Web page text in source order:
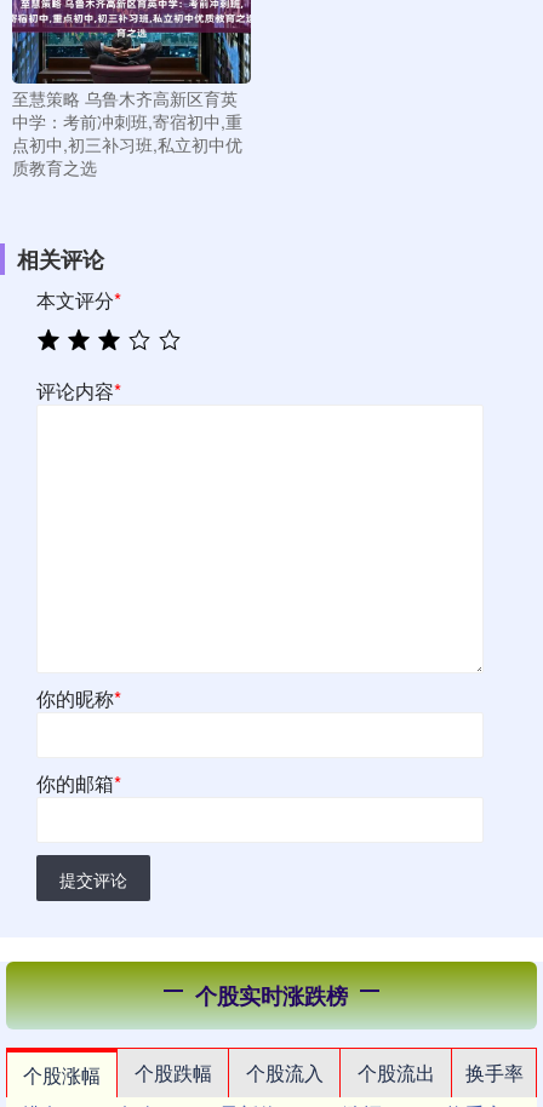
至慧策略 乌鲁木齐高新区育英
中学：考前冲刺班,寄宿初中,重
点初中,初三补习班,私立初中优
质教育之选
相关评论
本文评分*
评论内容*
你的昵称*
你的邮箱*
提交评论
个股实时涨跌榜
个股涨幅 个股跌幅 个股流入 个股流出
换手率